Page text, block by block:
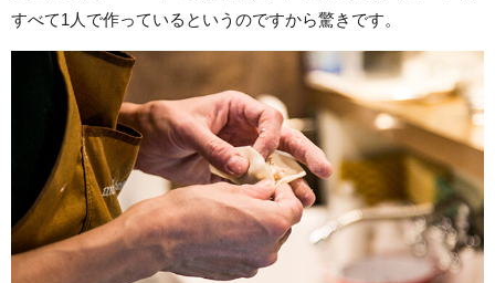
すべて1人で作っているというのですから驚きです。